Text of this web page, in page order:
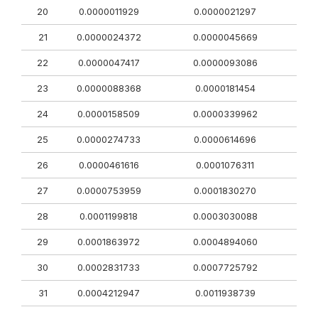
20 0.0000011929 0.0000021297
21 0.0000024372 0.0000045669
22 0.0000047417 0.0000093086
23 0.0000088368 0.0000181454
24 0.0000158509 0.0000339962
25 0.0000274733 0.0000614696
26 0.0000461616 0.0001076311
27 0.0000753959 0.0001830270
28 0.0001199818 0.0003030088
29 0.0001863972 0.0004894060
30 0.0002831733 0.0007725792
31 0.0004212947 0.0011938739